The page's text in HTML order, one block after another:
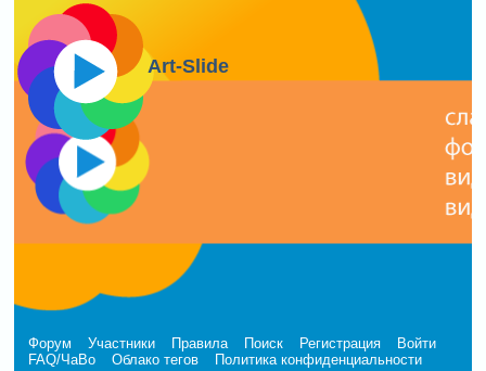
Art-Slide
Форум Участники Правила Поиск Регистрация
Войти
FAQ/ЧаВо
Облако тегов Политика конфиденциальности